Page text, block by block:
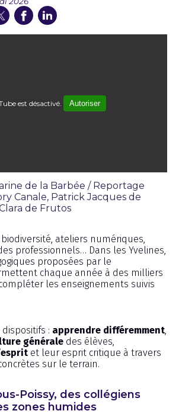
est désactivé. Autoriser
de la Barbée / Reportage
Canale, Patrick Jacques de
de Frutos
ateliers numériques,
professionnels… Dans les Yvelines,
proposées par le
chaque année à des milliers
les enseignements suivis
dispositifs : apprendre différemment
générale des élèves,
et leur esprit critique à travers
sur le terrain.
Poissy, des collégiens
zones humides